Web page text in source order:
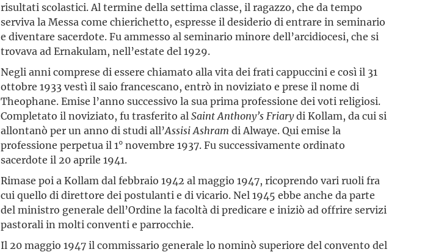
risultati scolastici. Al termine della settima classe, il ragazzo, che da tempo
serviva la Messa come chierichetto, espresse il desiderio di entrare in seminario
e diventare sacerdote. Fu ammesso al seminario minore dell’arcidiocesi, che si
trovava ad Ernakulam, nell’estate del 1929.
Negli anni comprese di essere chiamato alla vita dei frati cappuccini e così il 31
ottobre 1933 vestì il saio francescano, entrò in noviziato e prese il nome di
Theophane. Emise l’anno successivo la sua prima professione dei voti religiosi.
Completato il noviziato, fu trasferito alSaint Anthony’s Friarydi Kollam, da cui si
allontanò per un anno di studi all’Assisi Ashramdi Alwaye. Qui emise la
professione perpetua il 1° novembre 1937. Fu successivamente ordinato
sacerdote il 20 aprile 1941.
Rimase poi a Kollam dal febbraio 1942 al maggio 1947, ricoprendo vari ruoli fra
cui quello di direttore dei postulanti e di vicario. Nel 1945 ebbe anche da parte
del ministro generale dell’Ordine la facoltà di predicare e iniziò ad offrire servizi
pastorali in molti conventi e parrocchie.
Il 20 maggio 1947 il commissario generale lo nominò superiore del convento del